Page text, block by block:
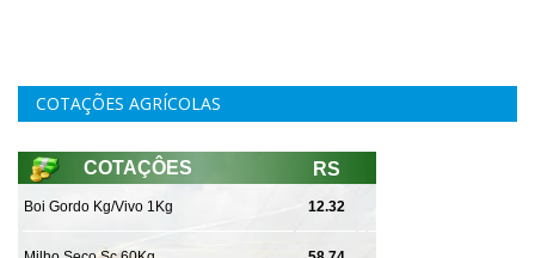
COTAÇÕES AGRÍCOLAS